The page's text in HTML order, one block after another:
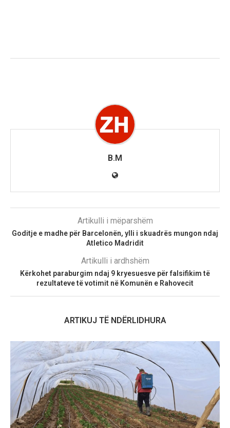
B.M
Artikulli i mëparshëm
Goditje e madhe për Barcelonën, ylli i skuadrës mungon ndaj
Atletico Madridit
Artikulli i ardhshëm
Kërkohet paraburgim ndaj 9 kryesuesve për falsifikim të
rezultateve të votimit në Komunën e Rahovecit
ARTIKUJ TË NDËRLIDHURA